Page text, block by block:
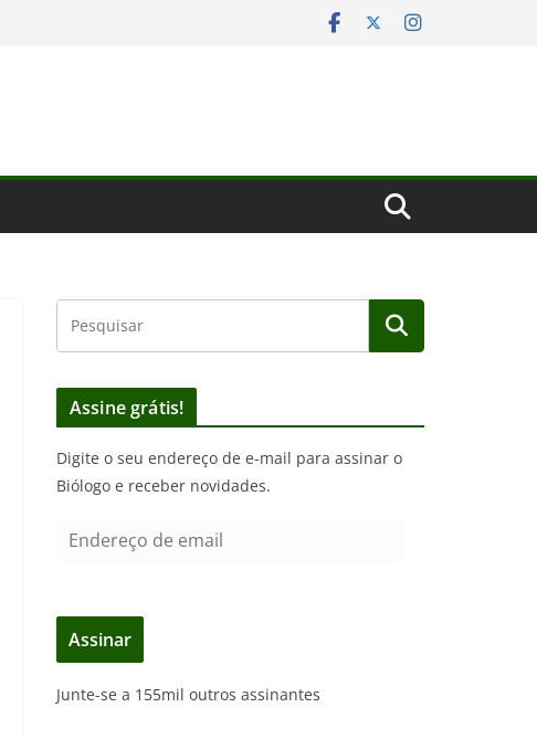
Assine grátis!
Digite o seu endereço de e-mail para assinar o
Biólogo e receber novidades.
e
e
ç
Assinar
Junte-se a 155mil outros assinantes